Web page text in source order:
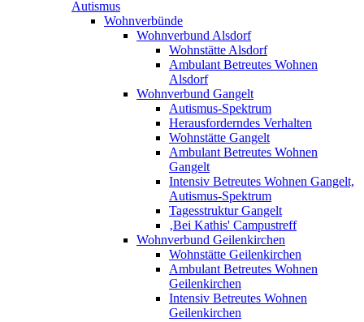
Autismus
Wohnverbünde
Wohnverbund Alsdorf
Wohnstätte Alsdorf
Ambulant Betreutes Wohnen
Alsdorf
Wohnverbund Gangelt
Autismus-Spektrum
Herausforderndes Verhalten
Wohnstätte Gangelt
Ambulant Betreutes Wohnen
Gangelt
Intensiv Betreutes Wohnen Gangelt,
Autismus-Spektrum
Tagesstruktur Gangelt
‚Bei Kathis' Campustreff
Wohnverbund Geilenkirchen
Wohnstätte Geilenkirchen
Ambulant Betreutes Wohnen
Geilenkirchen
Intensiv Betreutes Wohnen
Geilenkirchen